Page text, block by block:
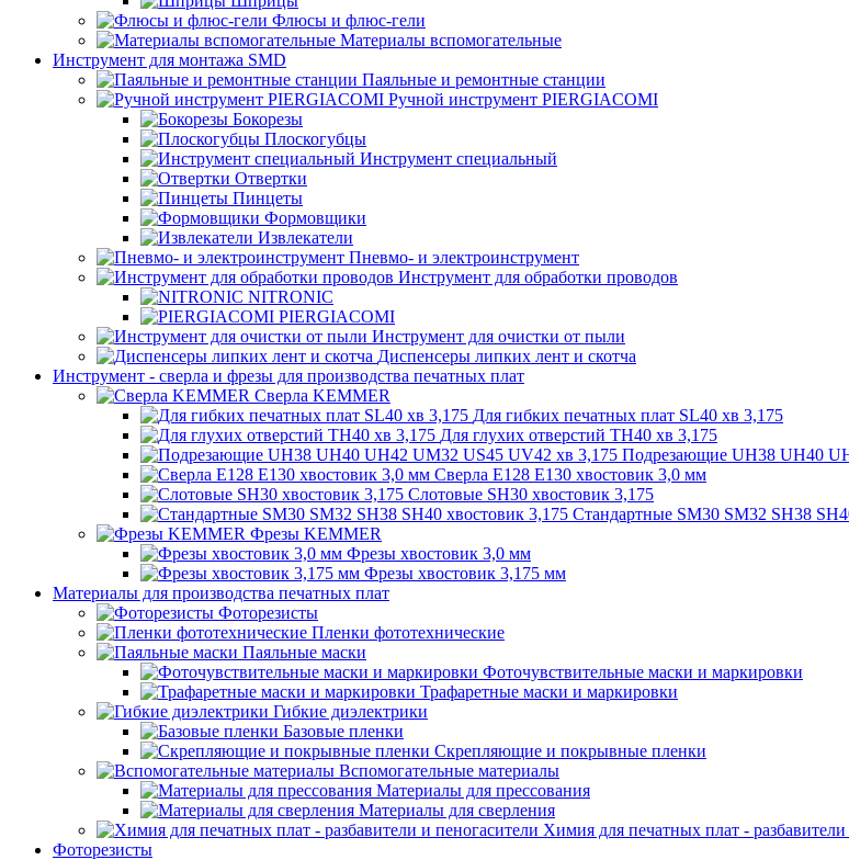
Флюсы и флюс-гели
Материалы вспомогательные
Инструмент для монтажа SMD
Паяльные и ремонтные станции
Ручной инструмент PIERGIACOMI
Бокорезы
Плоскогубцы
Инструмент специальный
Отвертки
Пинцеты
Формовщики
Извлекатели
Пневмо- и электроинструмент
Инструмент для обработки проводов
NITRONIC
PIERGIACOMI
Инструмент для очистки от пыли
Диспенсеры липких лент и скотча
Инструмент - сверла и фрезы для производства печатных плат
Сверла KEMMER
Для гибких печатных плат SL40 хв 3,175
Для глухих отверстий TH40 хв 3,175
Подрезающие UH38 UH40
Сверла E128 E130 хвостовик 3,0 мм
Слотовые SH30 хвостовик 3,175
Стандартные SM30 SM32 SH38
Фрезы KEMMER
Фрезы хвостовик 3,0 мм
Фрезы хвостовик 3,175 мм
Материалы для производства печатных плат
Фоторезисты
Пленки фототехнические
Паяльные маски
Фоточувствительные маски и маркировки
Трафаретные маски и маркировки
Гибкие диэлектрики
Базовые пленки
Скрепляющие и покрывные пленки
Вспомогательные материалы
Материалы для прессования
Материалы для сверления
Химия для печатных плат -
Фоторезисты